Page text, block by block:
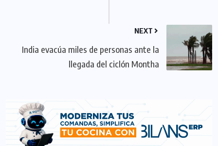
NEXT
India evacúa miles de personas ante la
llegada del ciclón Montha